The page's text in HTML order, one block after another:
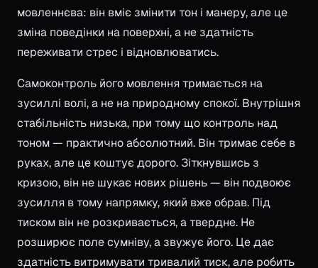
мовленнєва: він вміє змінити тон і манеру, але це
зміна поведінки на поверхні, а не здатність
переживати стрес і відновлюватись.
Самоконтроль його мовлення тримається на
зусиллі волі, а не на природному спокої. Внутрішня
стабільність низька, при тому що контроль над
тоном — практично абсолютний. Він тримає себе в
руках, але це коштує дорого. Зіткнувшись з
кризою, він не шукає нових рішень — він подвоює
зусилля в тому напрямку, який вже обрав. Під
тиском він не розкривається, а твердне. Не
розширює поле сумніву, а звужує його. Це дає
здатність витримувати тривалий тиск, але робить